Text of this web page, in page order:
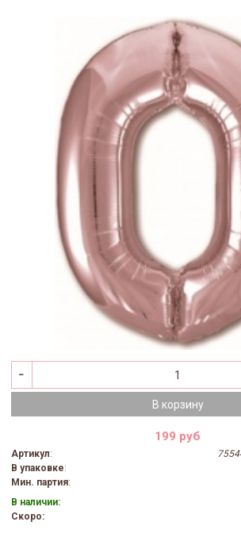
В корзину
199 руб
Артикул:
В упаковке:
Мин. партия:
В наличии:
Скоро: